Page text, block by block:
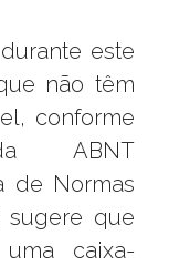
este
não têm
conforme
ABNT
de Normas
sugere que
caixa-